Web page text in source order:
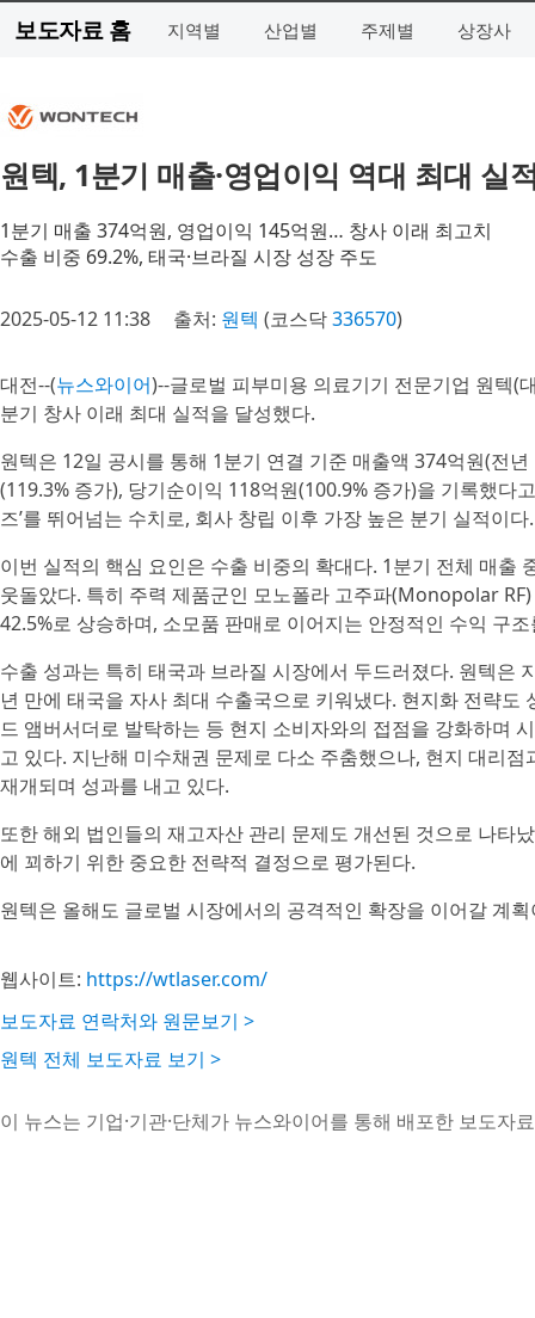
보도자료 홈 지역별 산업별 주제별 상장사
원텍, 1분기 매출·영업이익 역대 최대 실
1분기 매출 374억원, 영업이익 145억원… 창사 이래 최고치
수출 비중 69.2%, 태국·브라질 시장 성장 주도
2025-05-12 11:38 출처: 원텍 (코스닥336570)
대전--(뉴스와이어)--글로벌 피부미용 의료기기 전문기업 원텍(
분기 창사 이래 최대 실적을 달성했다.
원텍은 12일 공시를 통해 1분기 연결 기준 매출액 374억원(전
(119.3% 증가), 당기순이익 118억원(100.9% 증가)을 기록했다
즈’를 뛰어넘는 수치로, 회사 창립 이후 가장 높은 분기 실적이다.
이번 실적의 핵심 요인은 수출 비중의 확대다. 1분기 전체 매출
웃돌았다. 특히 주력 제품군인 모노폴라 고주파(Monopolar
42.5%로 상승하며, 소모품 판매로 이어지는 안정적인 수익 구
수출 성과는 특히 태국과 브라질 시장에서 두드러졌다. 원텍은
년 만에 태국을 자사 최대 수출국으로 키워냈다. 현지화 전략
드 앰버서더로 발탁하는 등 현지 소비자와의 접점을 강화하며
고 있다. 지난해 미수채권 문제로 다소 주춤했으나, 현지 대리
재개되며 성과를 내고 있다.
또한 해외 법인들의 재고자산 관리 문제도 개선된 것으로 나타
에 꾀하기 위한 중요한 전략적 결정으로 평가된다.
원텍은 올해도 글로벌 시장에서의 공격적인 확장을 이어갈 계
웹사이트: https://wtlaser.com/
보도자료 연락처와 원문보기 >
원텍 전체 보도자료 보기 >
이 뉴스는 기업·기관·단체가 뉴스와이어를 통해 배포한 보도자